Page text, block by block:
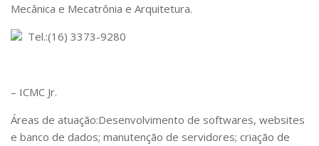
Assessorias e Mídias
Jornal da USP
Mecânica e Mecatrônia e Arquitetura.
Tel.:(16) 3373-9280
– ICMC Jr.
Áreas de atuação:Desenvolvimento de softwares, websites
e banco de dados; manutenção de servidores; criação de